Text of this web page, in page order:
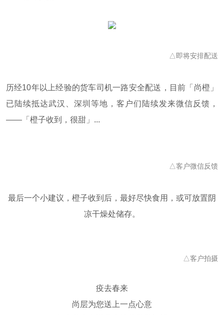
△即将安排配送
历经10年以上经验的货车司机一路安全配送，目前「尚橙」
已陆续抵达武汉、深圳等地，客户们陆续发来微信反馈，
——「橙子收到，很甜」...
△客户微信反馈
最后一个小建议，橙子收到后，最好尽快食用，或可放置阴
凉干燥处储存。
△客户拍摄
疫去春来
尚层为您送上一点心意